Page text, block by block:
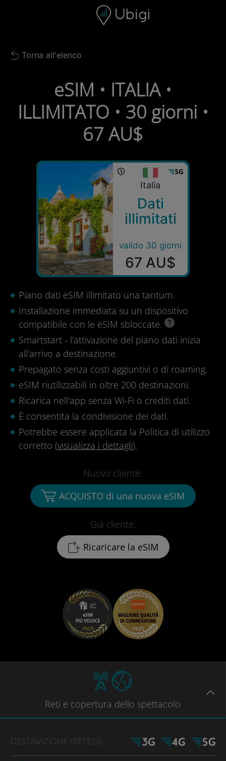
Barra di navigazione
Back to list
Torna all'elenco
eSIM • ITALIA •
ILLIMITATO • 30 giorni •
67 AU$
Italia
Dati
illimitati
valido 30 giorni
67 AU$
Piano dati eSIM illimitato una tantum.
Installazione immediata su un dispositivo
compatibile con le eSIM sbloccate.
Smartstart - l'attivazione del piano dati inizia
all'arrivo a destinazione.
Prepagato senza costi aggiuntivi o di roaming.
eSIM riutilizzabili in oltre 200 destinazioni.
Ricarica nell'app senza Wi-Fi o crediti dati.
È consentita la condivisione dei dati.
Potrebbe essere applicata la Politica di utilizzo
corretto (visualizza i dettagli).
Già cliente:
Ricaricare la eSIM
Nuovo cliente:
ACQUISTO di una nuova eSIM
Reti e copertura dello spettacolo
DESTINAZIONE /RETE(S)